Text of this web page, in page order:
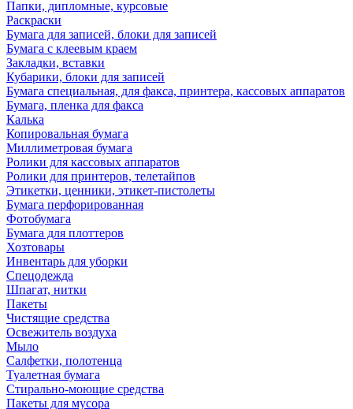
Папки, дипломные, курсовые
Раскраски
Бумага для записей, блоки для записей
Бумага с клеевым краем
Закладки, вставки
Кубарики, блоки для записей
Бумага специальная, для факса, принтера, кассовых аппаратов
Бумага, пленка для факса
Калька
Копировальная бумага
Миллиметровая бумага
Ролики для кассовых аппаратов
Ролики для принтеров, телетайпов
Этикетки, ценники, этикет-пистолеты
Бумага перфорированная
Фотобумага
Бумага для плоттеров
Хозтовары
Инвентарь для уборки
Спецодежда
Шпагат, нитки
Пакеты
Чистящие средства
Освежитель воздуха
Мыло
Салфетки, полотенца
Туалетная бумага
Стирально-моющие средства
Пакеты для мусора